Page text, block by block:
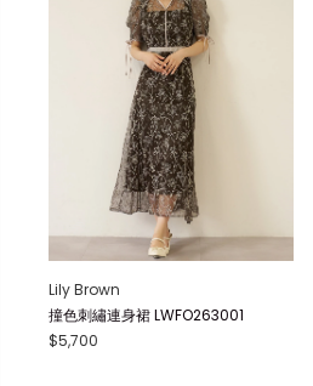
Lily Brown
撞色刺繡連身裙 LWFO263001
$5,700